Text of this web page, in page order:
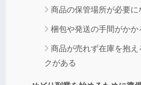
商品の保管場所が必要に
梱包や発送の手間がかか
商品が売れず在庫を抱え
クがある